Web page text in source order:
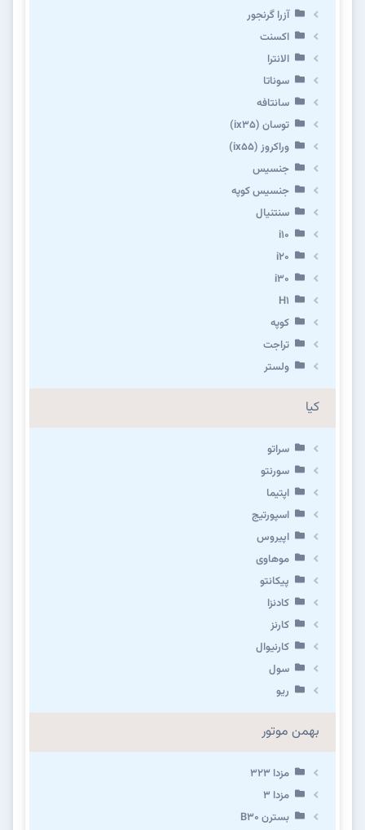
آزرا گرنجور
اکسنت
الانترا
سوناتا
سانتافه
توسان (ix35)
وراکروز (ix55)
جنسیس
جنسیس کوپه
سنتنیال
i10
i20
i30
H1
کوپه
تراجت
ولستر
کیا
سراتو
سورنتو
اپتیما
اسپورتیج
اپیروس
موهاوی
پیکانتو
کادنزا
کارنز
کارنیوال
سول
ریو
بهمن موتور
مزدا ۳۲۳
مزدا ۳
بسترن B۳۰